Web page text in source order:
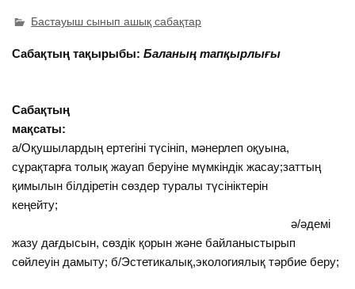
Бастауыш сынып ашық сабақтар
Сабақтың тақырыбы: Баланың тапқырлығы
Сабақтың
мақсаты:
а/Оқушылардың ертегіні түсініп, мәнерлеп оқуына,
сұрақтарға толық жауап беруіне мүмкіндік жасау;заттың
қимылын білдіретін сөздер туралы түсініктерін
кеңейту;
ә/әдемі
жазу дағдысын, сөздік қорын және байланыстырып
сөйлеуін дамыту; б/Эстетикалық,экологиялық тәрбие беру;